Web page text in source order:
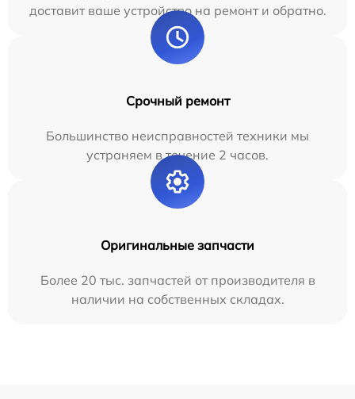
доставит ваше устройство на ремонт и обратно.
Срочный ремонт
Большинство неисправностей техники мы
устраняем в течение 2 часов.
Оригинальные запчасти
Более 20 тыс. запчастей от производителя в
наличии на собственных складах.